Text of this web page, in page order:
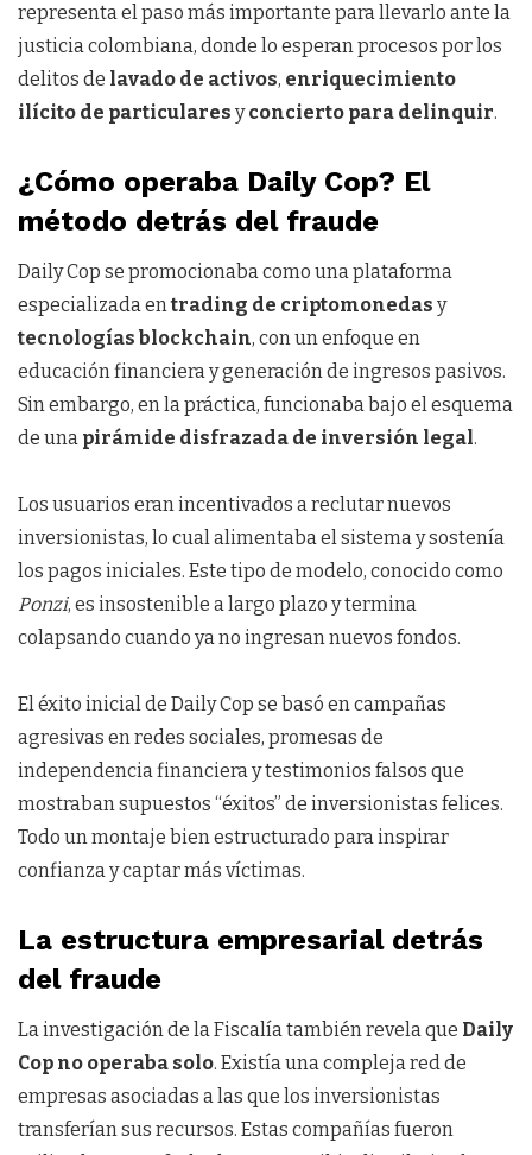
representa el paso más importante para llevarlo ante la
justicia colombiana, donde lo esperan procesos por los
delitos de lavado de activos, enriquecimiento
ilícito de particulares yconcierto para delinquir.
¿Cómo operaba Daily Cop? El
método detrás del fraude
Daily Cop se promocionaba como una plataforma
especializada entrading de criptomonedas y
tecnologías blockchain, con un enfoque en
educación financiera y generación de ingresos pasivos.
Sin embargo, en la práctica, funcionaba bajo el esquema
de una pirámide disfrazada de inversión legal.
Los usuarios eran incentivados a reclutar nuevos
inversionistas, lo cual alimentaba el sistema y sostenía
los pagos iniciales. Este tipo de modelo, conocido como
Ponzi, es insostenible a largo plazo y termina
colapsando cuando ya no ingresan nuevos fondos.
El éxito inicial de Daily Cop se basó en campañas
agresivas en redes sociales, promesas de
independencia financiera y testimonios falsos que
mostraban supuestos “éxitos” de inversionistas felices.
Todo un montaje bien estructurado para inspirar
confianza y captar más víctimas.
La estructura empresarial detrás
del fraude
La investigación de la Fiscalía también revela que Daily
Cop no operaba solo. Existía una compleja red de
empresas asociadas a las que los inversionistas
transferían sus recursos. Estas compañías fueron